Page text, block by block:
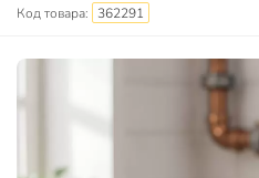
Код товара: 362291